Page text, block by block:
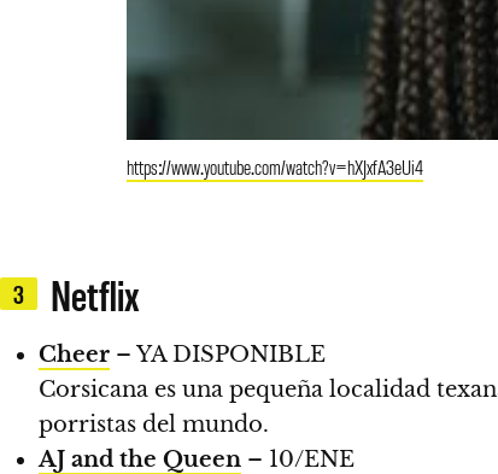
https://www.youtube.com/watch?v=hXJxfA3eUi4
3 Netflix
Cheer – YA DISPONIBLE
Corsicana es una pequeña localidad
porristas del mundo.
AJ and the Queen – 10/ENE